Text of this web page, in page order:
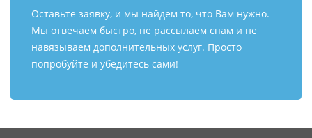
Оставьте заявку, и мы найдем то, что Вам нужно.
Мы отвечаем быстро, не рассылаем спам и не
навязываем дополнительных услуг. Просто
попробуйте и убедитесь сами!